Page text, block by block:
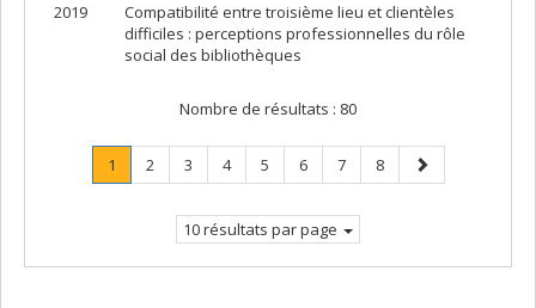
2019
Compatibilité entre troisième lieu et clientèles
difficiles : perceptions professionnelles du rôle
social des bibliothèques
Nombre de résultats : 80
Page
1
Page
Page
2 Page
3 Page
4 Page
5 Page
6 Page
7 Page
8
Page
suivante
10 résultats par page